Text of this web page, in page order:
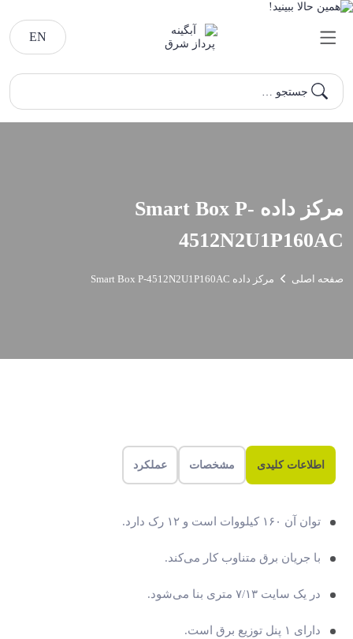
EN
جستجو …
مرکز داده Smart Box P-
4512N2U1P160AC
صفحه اصلی مرکز داده Smart Box P-4512N2U1P160AC
اطلاعات کلیدی مشخصات عملکرد
توان آن ۱۶۰ کیلووات است و ۱۲ رک دارد.
با جریان برق متناوب کار می‌کند.
در یک سایت ۷/۱۳ متری بنا می‌شود.
دارای ۱ پنل توزیع برق است.